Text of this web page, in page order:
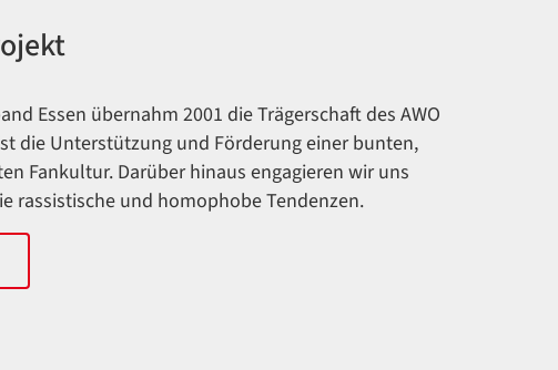
Essen übernahm 2001 die Trägerschaft des AWO
die Unterstützung und Förderung einer bunten,
Fankultur. Darüber hinaus engagieren wir uns
rassistische und homophobe Tendenzen.